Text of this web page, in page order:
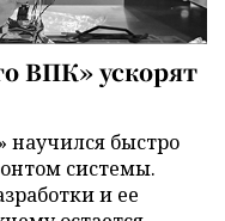
ВПК» ускорят
научился быстро
системы.
и ее